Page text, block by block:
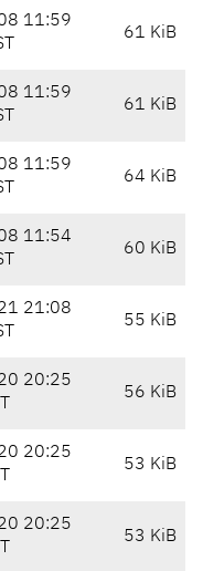
11:59
61 KiB
11:59
61 KiB
11:59
64 KiB
11:54
60 KiB
21:08
55 KiB
20:25
56 KiB
20:25
53 KiB
20:25
53 KiB